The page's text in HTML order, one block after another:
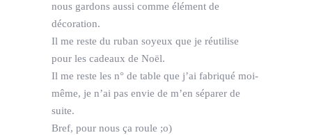
nous gardons aussi comme élément de
décoration.
Il me reste du ruban soyeux que je réutilise
pour les cadeaux de Noël.
Il me reste les n° de table que j’ai fabriqué moi-
même, je n’ai pas envie de m’en séparer de
suite.
Bref, pour nous ça roule ;o)